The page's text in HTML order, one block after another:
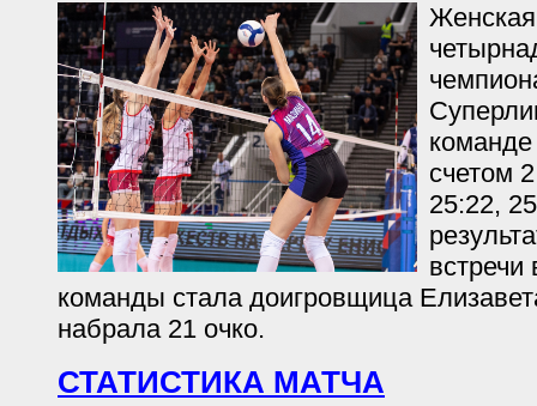
счетом
25:22,
встречи
команды стала доигровщица
набрала 21 очко.
СТАТИСТИКА МАТЧА